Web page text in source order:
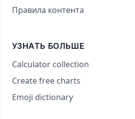
Правила контента
УЗНАТЬ БОЛЬШЕ
Calculator collection
Create free charts
Emoji dictionary